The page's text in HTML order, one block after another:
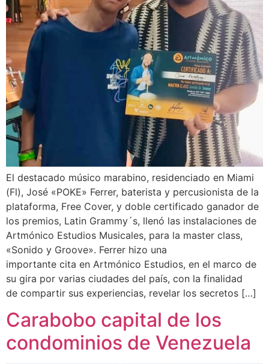
El destacado músico marabino, residenciado en Miami
(Fl), José «POKE» Ferrer, baterista y percusionista de la
plataforma, Free Cover, y doble certificado ganador de
los premios, Latin Grammy´s, llenó las instalaciones de
Artmónico Estudios Musicales, para la master class,
«Sonido y Groove». Ferrer hizo una
importante cita en Artmónico Estudios, en el marco de
su gira por varias ciudades del país, con la finalidad
de compartir sus experiencias, revelar los secretos […]
Carabobo capital de los
condominios de Venezuela